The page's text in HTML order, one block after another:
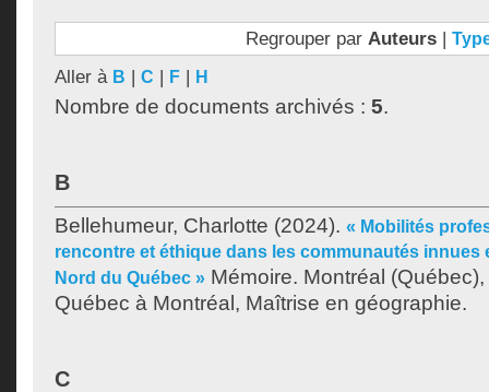
Regrouper par Auteurs|
Aller à B | C | F | H
Nombre de documents archivés : 5.
B
Bellehumeur, Charlotte (2024). « Mobilités
rencontre et éthique dans les communautés innues
Nord du Québec » Mémoire. Montréal
Québec à Montréal, Maîtrise en géographie.
C